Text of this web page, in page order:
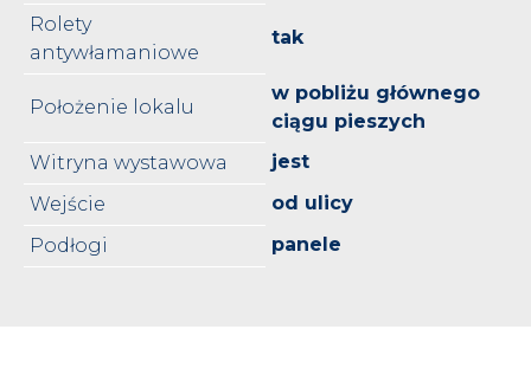
Rolety
antywłamaniowe
tak
Położenie lokalu
w pobliżu głównego
ciągu pieszych
Witryna wystawowa
jest
Wejście
od ulicy
Podłogi
panele